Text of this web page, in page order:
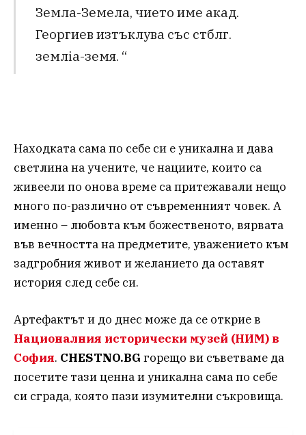
Земла-Земела, чието име акад.
Георгиев изтъклува със стблг.
землiа-земя. “
Находката сама по себе си е уникална и дава
светлина на учените, че нациите, които са
живеели по онова време са притежавали нещо
много по-различно от съвременният човек. А
именно – любовта към божественото, вярвата
във вечността на предметите, уважението към
задгробния живот и желанието да оставят
история след себе си.
Артефактът и до днес може да се открие в
Националния исторически музей (НИМ) в
София. CHESTNO.BG горещо ви съветваме да
посетите тази ценна и уникална сама по себе
си сграда, която пази изумителни съкровища.